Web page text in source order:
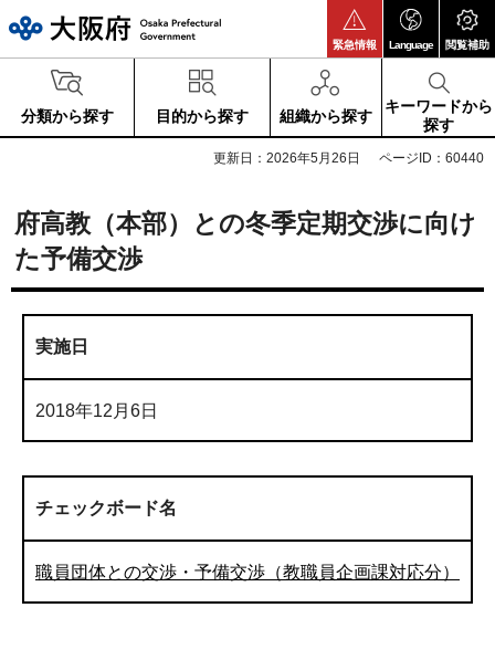
緊急情報 Language 閲覧補助
分類から探す 目的から探す 組織から探す
キーワードから
探す
更新日：2026年5月26日 ページID：60440
府高教（本部）との冬季定期交渉に向け
た予備交渉
実施日
2018年12月6日
チェックボード名
職員団体との交渉・予備交渉（教職員企画課対応分）